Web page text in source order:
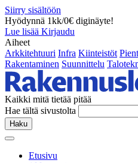
Siirry sisältöön
Hyödynnä 1kk/0€ diginäyte!
Lue lisää Kirjaudu
Aiheet
Arkkitehtuuri Infra Kiinteistöt
Rakentaminen Suunnittelu
Kaikki mitä tietää pitää
Hae tältä sivustolta
Haku
Etusivu